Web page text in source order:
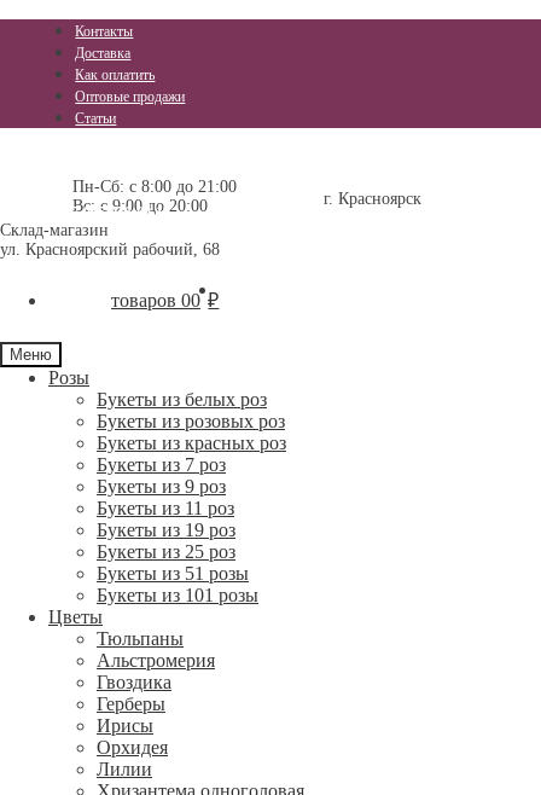
Контакты
Доставка
Как оплатить
Оптовые продажи
Статьи
+7-905-976-84-17
навигации
содержимому
Пн-Сб: с 8:00 до 21:00
Вс: с 9:00 до 20:00
г. Красноярск
Склад-магазин
ул. Красноярский рабочий, 68
0 ₽
0 товаров
Меню
Розы
Букеты из белых роз
Букеты из розовых роз
Букеты из красных роз
Букеты из 7 роз
Букеты из 9 роз
Букеты из 11 роз
Букеты из 19 роз
Букеты из 25 роз
Букеты из 51 розы
Букеты из 101 розы
Цветы
Тюльпаны
Альстромерия
Гвоздика
Герберы
Ирисы
Орхидея
Лилии
Хризантема одноголовая